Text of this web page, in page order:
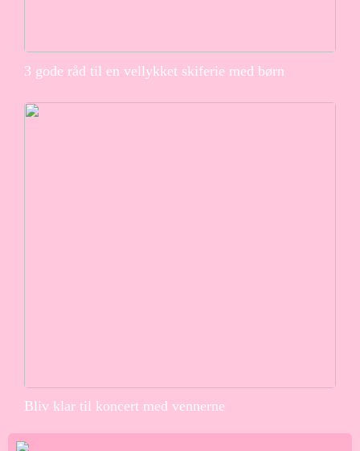
3 gode råd til en vellykket skiferie med børn
Bliv klar til koncert med vennerne